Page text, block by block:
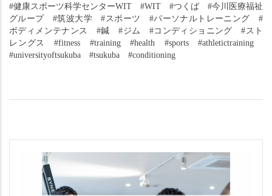
#健康スポーツ科学センターWIT　#WIT　#つくば　#今川医療福祉
グループ　#筑波大学　#スポーツ　#パーソナルトレーニング　#
ボディメンテナンス　#鍼　#ジム　#コンディショニング　#スト
レングス　#fitness　#training　#health　#sports　#athletictraining
#universityoftsukuba　#tsukuba　#conditioning